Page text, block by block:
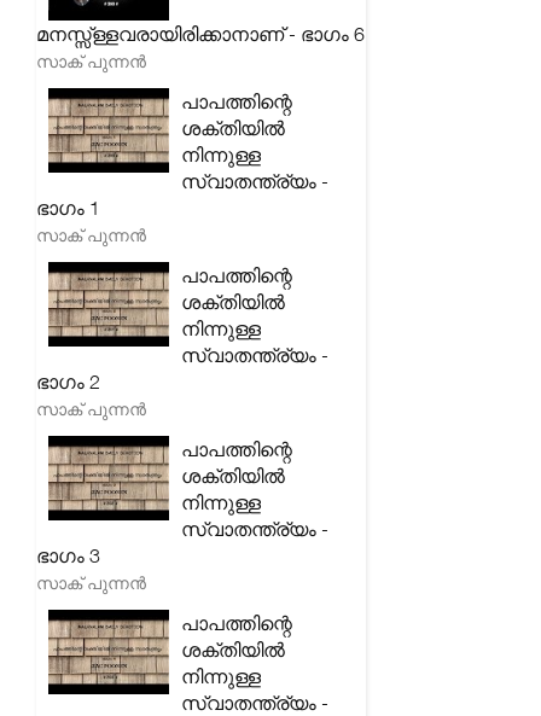
മനസ്സ്ള്ളവരായിരിക്കാനാണ് - ഭാഗം 6
സാക് പുന്നൻ
പാപത്തിന്റെ
ശക്തിയിൽ
നിന്നുള്ള
സ്വാതന്ത്ര്യം -
ഭാഗം 1
സാക് പുന്നൻ
പാപത്തിന്റെ
ശക്തിയിൽ
നിന്നുള്ള
സ്വാതന്ത്ര്യം -
ഭാഗം 2
സാക് പുന്നൻ
പാപത്തിന്റെ
ശക്തിയിൽ
നിന്നുള്ള
സ്വാതന്ത്ര്യം -
ഭാഗം 3
സാക് പുന്നൻ
പാപത്തിന്റെ
ശക്തിയിൽ
നിന്നുള്ള
സ്വാതന്ത്ര്യം -